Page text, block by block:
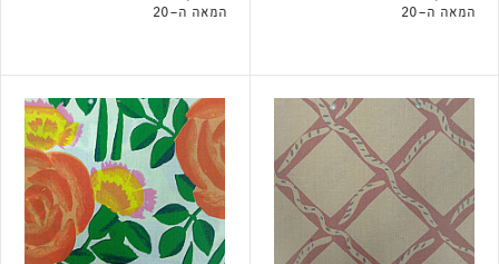
המאה ה-20
המאה ה-20